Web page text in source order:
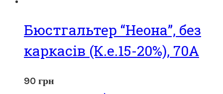
Бюстгальтер “Неона”, без
каркасів (К.е.15-20%), 70А
90 грн